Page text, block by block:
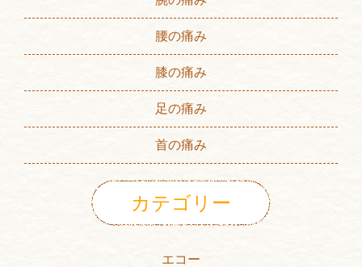
腰の痛み
膝の痛み
足の痛み
首の痛み
カテゴリー
エコー